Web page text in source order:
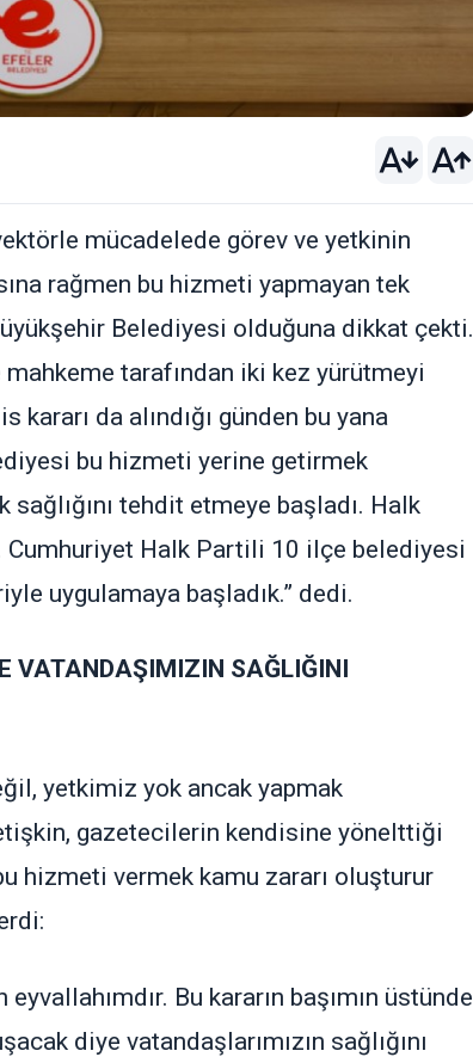
mücadelede görev ve yetkinin
rağmen bu hizmeti yapmayan tek
Belediyesi olduğuna dikkat çekti.
tarafından iki kez yürütmeyi
da alındığı günden bu yana
bu hizmeti yerine getirmek
sağlığını tehdit etmeye başladı. Halk
Cumhuriyet Halk Partili 10 ilçe belediyesi
uygulamaya başladık.” dedi.
VATANDAŞIMIZIN SAĞLIĞINI
yetkimiz yok ancak yapmak
gazetecilerin kendisine yönelttiği
hizmeti vermek kamu zararı oluşturur
eyvallahımdır. Bu kararın başımın üstünde
diye vatandaşlarımızın sağlığını